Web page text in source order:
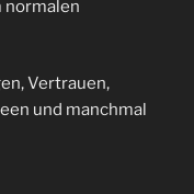
normalen
Vertrauen,
und manchmal